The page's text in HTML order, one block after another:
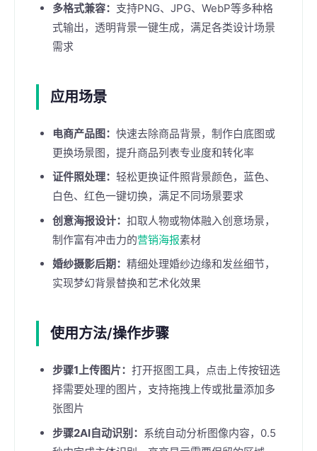
多格式兼容： 支持PNG、JPG、WebP等多种格
式输出，透明背景一键生成，满足各类设计场景
需求
应用场景
电商产品图： 快速去除商品背景，制作白底图或
更换场景图，提升商品列表专业度和转化率
证件照处理： 轻松更换证件照背景颜色，蓝色、
白色、红色一键切换，满足不同场景要求
创意海报设计： 扣取人物或物体融入创意场景，
制作富有冲击力的营销海报素材
婚纱摄影后期： 精细处理婚纱边缘和发丝细节，
实现梦幻背景替换和艺术化效果
使用方法/操作步骤
步骤1上传图片： 打开抠图工具，点击上传按钮选
择需要处理的图片，支持拖拽上传或批量添加多
张图片
步骤2AI自动识别： 系统自动分析图像内容，0.5